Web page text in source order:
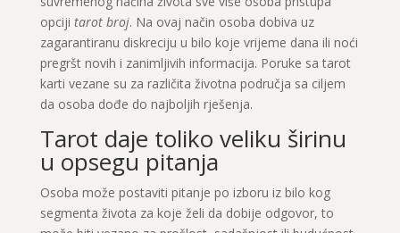
opciji tarot broj. Na ovaj način osoba dobiva uz
zagarantiranu diskreciju u bilo koje vrijeme dana ili noći
pregršt novih i zanimljivih informacija. Poruke sa tarot
karti vezane su za različita životna područja sa ciljem
da osoba dođe do najboljih rješenja.
Tarot daje toliko veliku širinu
u opsegu pitanja
Osoba može postaviti pitanje po izboru iz bilo kog
segmenta života za koje želi da dobije odgovor, to